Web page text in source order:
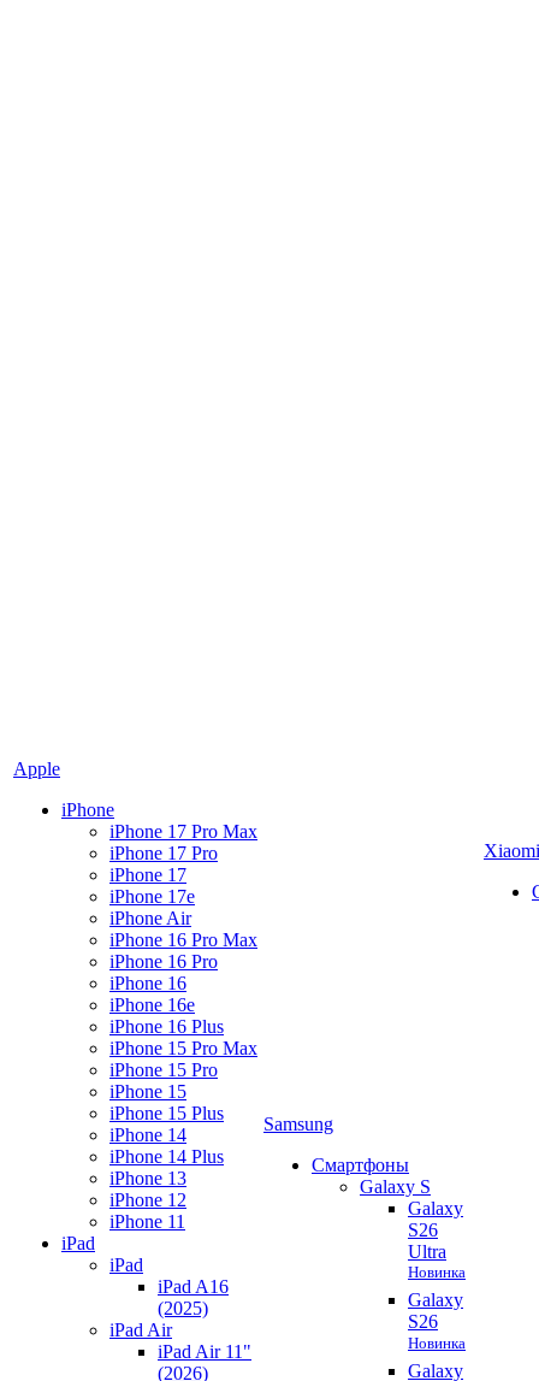
Apple
iPhone
iPhone 17 Pro Max
iPhone 17 Pro
iPhone 17
iPhone 17e
iPhone Air
iPhone 16 Pro Max
iPhone 16 Pro
iPhone 16
iPhone 16e
iPhone 16 Plus
iPhone 15 Pro Max
iPhone 15 Pro
iPhone 15
iPhone 15 Plus
iPhone 14
iPhone 14 Plus
iPhone 13
iPhone 12
iPhone 11
iPad
iPad
iPad A16
(2025)
iPad Air
iPad Air 11"
(2026)
Samsung
Смартфоны
Galaxy S
Galaxy
S26
Ultra
Новинка
Galaxy
S26
Новинка
Galaxy
Xiaomi